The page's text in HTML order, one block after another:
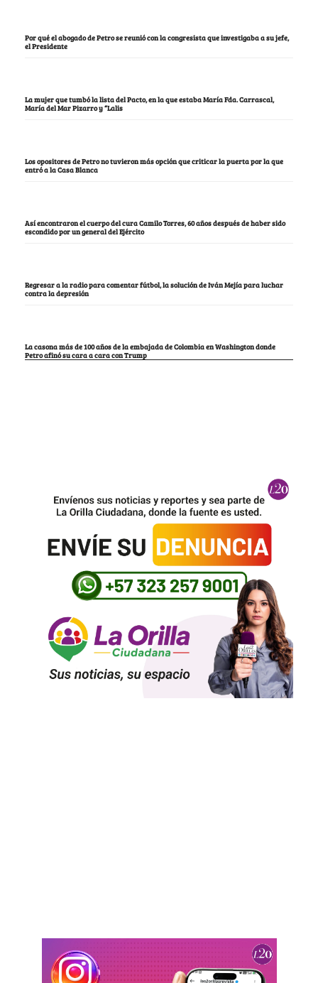
Por qué el abogado de Petro se reunió con la congresista que investigaba a su jefe,
el Presidente
La mujer que tumbó la lista del Pacto, en la que estaba María Fda. Carrascal,
María del Mar Pizarro y “Lalis
Los opositores de Petro no tuvieron más opción que criticar la puerta por la que
entró a la Casa Blanca
Así encontraron el cuerpo del cura Camilo Torres, 60 años después de haber sido
escondido por un general del Ejército
Regresar a la radio para comentar fútbol, la solución de Iván Mejía para luchar
contra la depresión
La casona más de 100 años de la embajada de Colombia en Washington donde
Petro afinó su cara a cara con Trump